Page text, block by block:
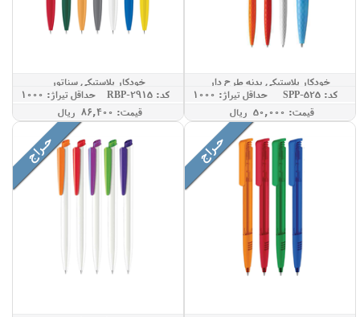
خودکار پلاستیکی بدنه طرح دار
کد: SPP-525
حداقل تيراژ: 1000
قيمت: 50,000 ريال
خودکار پلاستیکی سناتور
کد: RBP-2915
حداقل تيراژ: 1000
قيمت: 86,400 ريال